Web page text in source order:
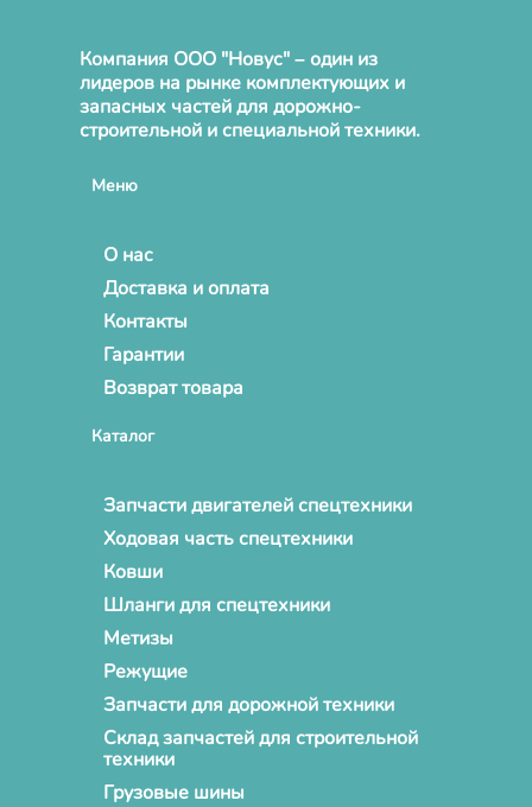
Компания ООО "Новус" – один из
лидеров на рынке комплектующих и
запасных частей для дорожно-
строительной и специальной техники.
Меню
О нас
Доставка и оплата
Контакты
Гарантии
Возврат товара
Каталог
Запчасти двигателей спецтехники
Ходовая часть спецтехники
Ковши
Шланги для спецтехники
Метизы
Режущие
Запчасти для дорожной техники
Склад запчастей для строительной
техники
Грузовые шины